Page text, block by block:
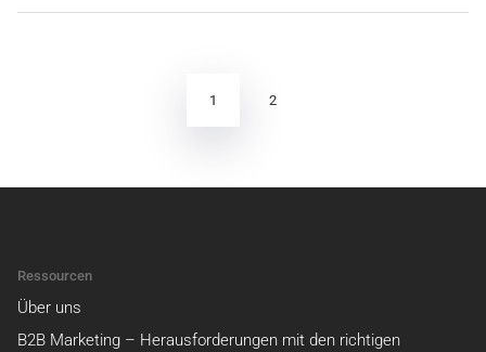
1 2
Ressourcen
Über uns
B2B Marketing – Herausforderungen mit den richtigen